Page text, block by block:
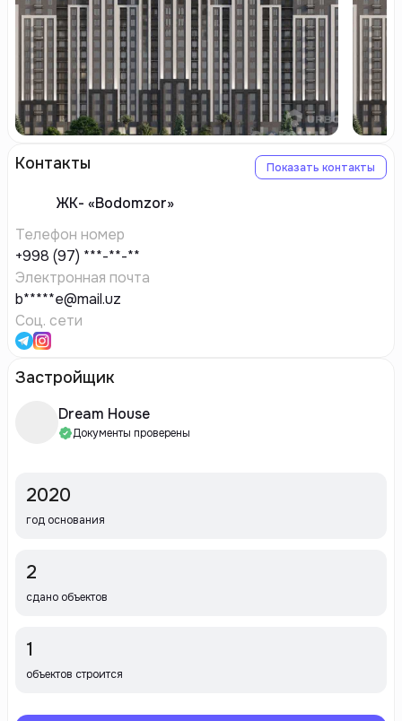
Контакты Показать контакты
ЖК- «Bodomzor»
Телефон номер
+998 (97) ***-**-**
Электронная почта
b*****e@mail.uz
Соц. сети
Застройщик
Dream House
Документы проверены
2020
год основания
2
сдано объектов
1
объектов строится